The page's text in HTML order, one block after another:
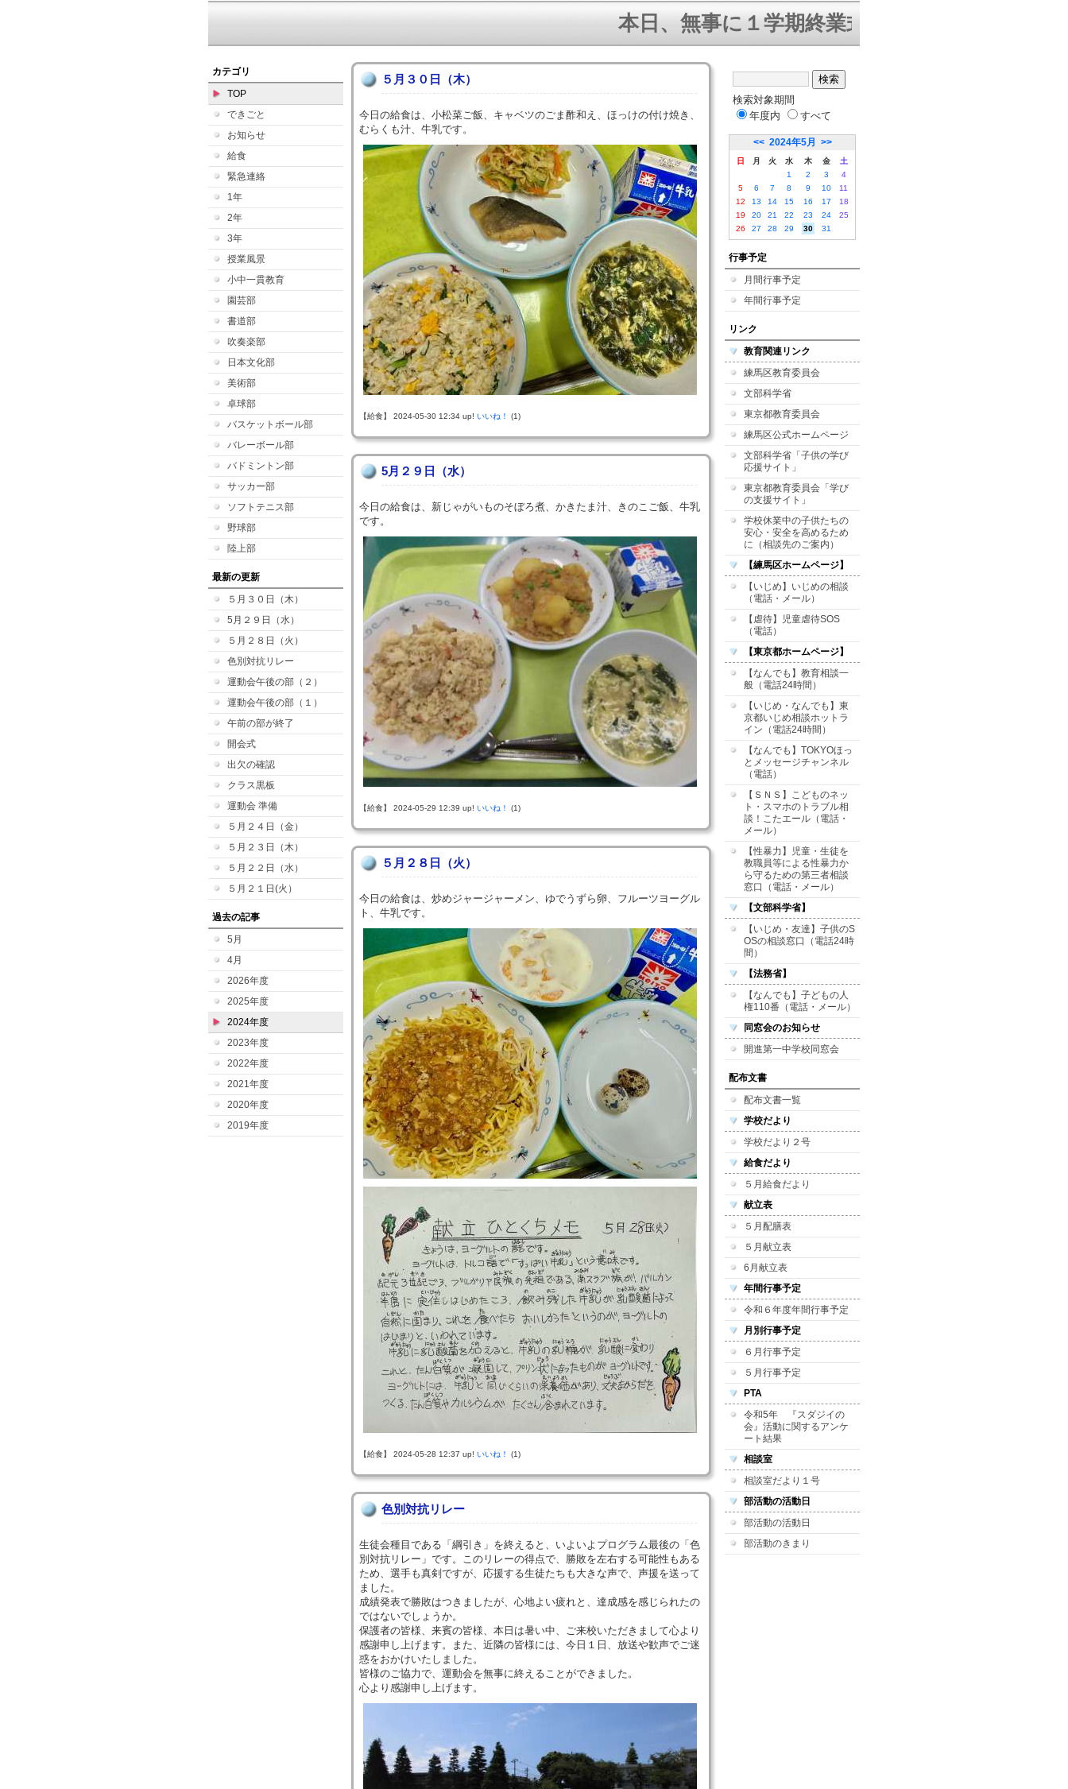
本日、無事に１学期終業式を迎えることができま
カテゴリ
TOP
できごと
お知らせ
給食
緊急連絡
1年
2年
3年
授業風景
小中一貫教育
園芸部
書道部
吹奏楽部
日本文化部
美術部
卓球部
バスケットボール部
バレーボール部
バドミントン部
サッカー部
ソフトテニス部
野球部
陸上部
最新の更新
５月３０日（木）
5月２９日（水）
５月２８日（火）
色別対抗リレー
運動会午後の部（２）
運動会午後の部（１）
午前の部が終了
開会式
出欠の確認
クラス黒板
運動会 準備
５月２４日（金）
５月２３日（木）
５月２２日（水）
５月２１日(火）
過去の記事
5月
4月
2026年度
2025年度
2024年度
2023年度
2022年度
2021年度
2020年度
2019年度
５月３０日（木）
今日の給食は、小松菜ご飯、キャベツのごま酢和え、ほっけの付け焼き、
むらくも汁、牛乳です。
【給食】 2024-05-30 12:34 up! いいね！ (1)
5月２９日（水）
今日の給食は、新じゃがいものそぼろ煮、かきたま汁、きのこご飯、牛乳
です。
【給食】 2024-05-29 12:39 up! いいね！ (1)
５月２８日（火）
今日の給食は、炒めジャージャーメン、ゆでうずら卵、フルーツヨーグル
ト、牛乳です。
【給食】 2024-05-28 12:37 up! いいね！ (1)
色別対抗リレー
生徒会種目である「綱引き」を終えると、いよいよプログラム最後の「色
別対抗リレー」です。このリレーの得点で、勝敗を左右する可能性もある
ため、選手も真剣ですが、応援する生徒たちも大きな声で、声援を送って
ました。
成績発表で勝敗はつきましたが、心地よい疲れと、達成感を感じられたの
ではないでしょうか。
保護者の皆様、来賓の皆様、本日は暑い中、ご来校いただきまして心より
感謝申し上げます。また、近隣の皆様には、今日１日、放送や歓声でご迷
惑をおかけいたしました。
皆様のご協力で、運動会を無事に終えることができました。
心より感謝申し上げます。
検索対象期間
年度内
すべて
<< 2024年5月 >>
日 月 火 水 木 金
土
1
2 3
4
5
6 7 8 9 10
11
12
13 14 15 16 17
18
19
20 21 22 23 24
25
26
27 28 29 30 31
行事予定
月間行事予定
年間行事予定
リンク
教育関連リンク
練馬区教育委員会
文部科学省
東京都教育委員会
練馬区公式ホームページ
文部科学省「子供の学び
応援サイト」
東京都教育委員会「学び
の支援サイト」
学校休業中の子供たちの
安心・安全を高めるため
に（相談先のご案内）
【練馬区ホームページ】
【いじめ】いじめの相談
（電話・メール）
【虐待】児童虐待SOS
（電話）
【東京都ホームページ】
【なんでも】教育相談一
般（電話24時間）
【いじめ・なんでも】東
京都いじめ相談ホットラ
イン（電話24時間）
【なんでも】TOKYOほっ
とメッセージチャンネル
（電話）
【ＳＮＳ】こどものネッ
ト・スマホのトラブル相
談！こたエール（電話・
メール）
【性暴力】児童・生徒を
教職員等による性暴力か
ら守るための第三者相談
窓口（電話・メール）
【文部科学省】
【いじめ・友達】子供のS
OSの相談窓口（電話24時
間）
【法務省】
【なんでも】子どもの人
権110番（電話・メール）
同窓会のお知らせ
開進第一中学校同窓会
配布文書
配布文書一覧
学校だより
学校だより２号
給食だより
５月給食だより
献立表
５月配膳表
５月献立表
6月献立表
年間行事予定
令和６年度年間行事予定
月別行事予定
６月行事予定
５月行事予定
PTA
令和5年 『スダジイの
会』活動に関するアンケ
ート結果
相談室
相談室だより１号
部活動の活動日
部活動の活動日
部活動のきまり